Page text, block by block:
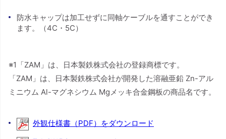
防水キャップは加工せずに同軸ケーブルを通すことができ
ます。（4C・5C）
※1「ZAM」は、日本製鉄株式会社の登録商標です。
「ZAM」は、日本製鉄株式会社が開発した溶融亜鉛 Zn-アル
ミニウム Al-マグネシウム Mgメッキ合金鋼板の商品名です。
外観仕様書（PDF）をダウンロード